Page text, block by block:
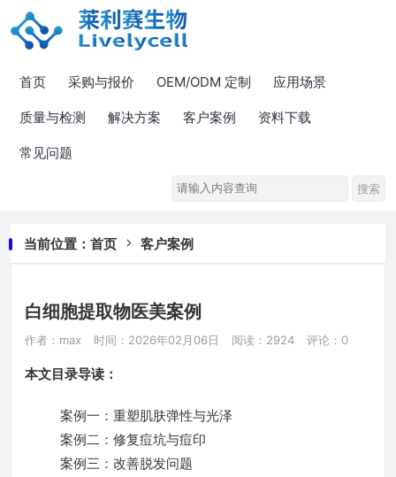
首页 采购与报价 OEM/ODM 定制 应用场景
质量与检测 解决方案 客户案例 资料下载
常见问题
当前位置： 首页 客户案例
白细胞提取物医美案例
作者：max 时间：2026年02月06日 阅读：2924 评论：0
本文目录导读：
案例一：重塑肌肤弹性与光泽
案例二：修复痘坑与痘印
案例三：改善脱发问题